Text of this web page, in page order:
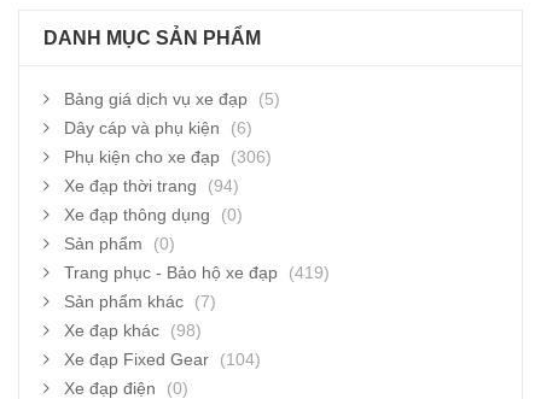
DANH MỤC SẢN PHẨM
Bảng giá dịch vụ xe đạp
(5)
Dây cáp và phụ kiện
(6)
Phụ kiện cho xe đạp
(306)
Xe đạp thời trang
(94)
Xe đạp thông dụng
(0)
Sản phẩm
(0)
Trang phục - Bảo hộ xe đạp
(419)
Sản phẩm khác
(7)
Xe đạp khác
(98)
Xe đạp Fixed Gear
(104)
Xe đạp điện
(0)